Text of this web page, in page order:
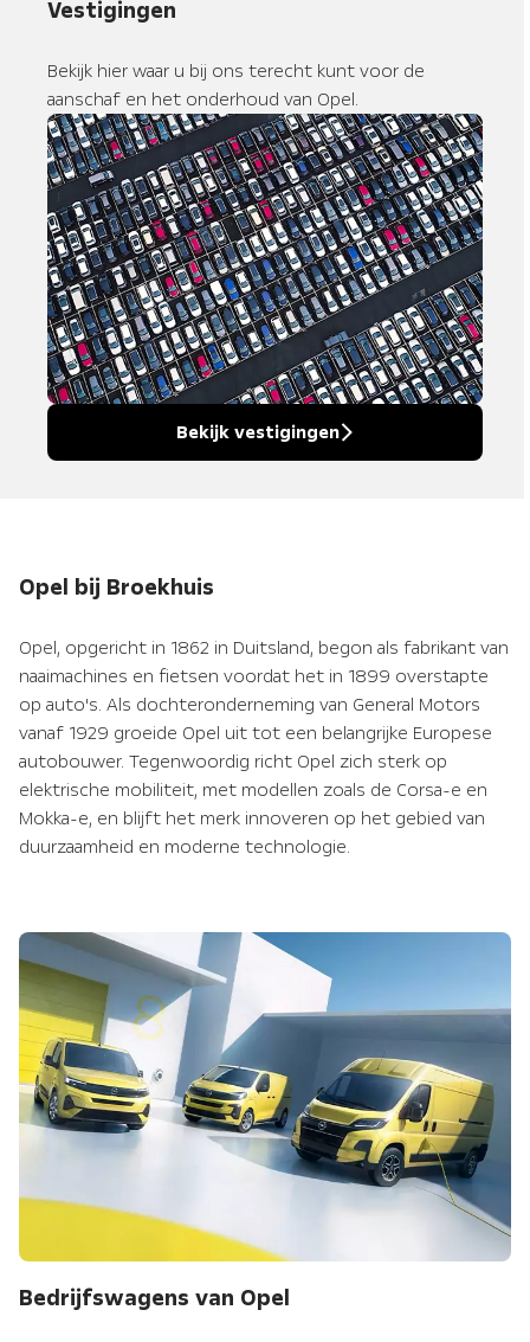
Vestigingen
Bekijk hier waar u bij ons terecht kunt voor de
aanschaf en het onderhoud van Opel.
Bekijk vestigingen
Opel bij Broekhuis
Opel, opgericht in 1862 in Duitsland, begon als fabrikant van
naaimachines en fietsen voordat het in 1899 overstapte
op auto's. Als dochteronderneming van General Motors
vanaf 1929 groeide Opel uit tot een belangrijke Europese
autobouwer. Tegenwoordig richt Opel zich sterk op
elektrische mobiliteit, met modellen zoals de Corsa-e en
Mokka-e, en blijft het merk innoveren op het gebied van
duurzaamheid en moderne technologie.
Bedrijfswagens van Opel